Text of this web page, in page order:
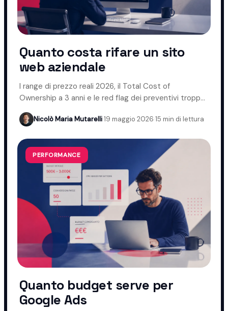
Quanto costa rifare un sito
web aziendale
I range di prezzo reali 2026, il Total Cost of
Ownership a 3 anni e le red flag dei preventivi troppo
Nicolò Maria Mutarelli·19 maggio 2026·15 min di lettura
PERFORMANCE
Quanto budget serve per
Google Ads